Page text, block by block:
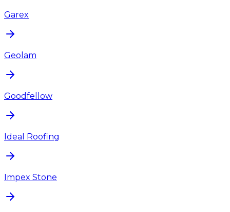
Garex
Geolam
Goodfellow
Ideal Roofing
Impex Stone